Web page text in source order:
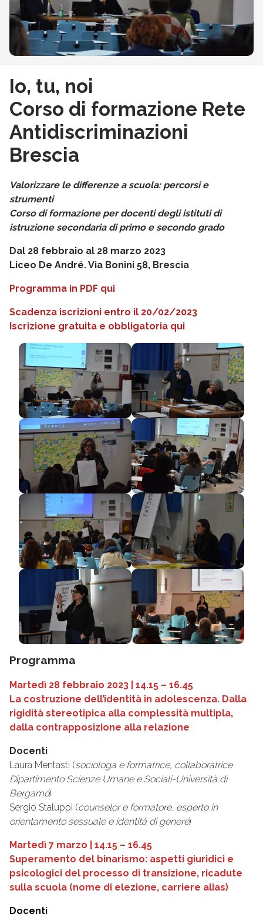
Io, tu, noi
Corso di formazione Rete
Antidiscriminazioni
Brescia
Valorizzare le differenze a scuola: percorsi e
strumenti
Corso di formazione per docenti degli istituti di
istruzione secondaria di primo e secondo grado
Dal 28 febbraio al 28 marzo 2023
Liceo De André. Via Bonini 58, Brescia
Programma in PDF qui
Scadenza iscrizioni entro il 20/02/2023
Iscrizione gratuita e obbligatoria qui
Programma
Martedì 28 febbraio 2023 | 14.15 – 16.45
La costruzione dell’identità in adolescenza. Dalla
rigidità stereotipica alla complessità multipla,
dalla contrapposizione alla relazione
Docenti
Laura Mentasti (sociologa e formatrice, collaboratrice
Dipartimento Scienze Umane e Sociali-Università di
Bergamo)
Sergio Staluppi (counselor e formatore, esperto in
orientamento sessuale e identità di genere)
Martedì 7 marzo | 14.15 – 16.45
Superamento del binarismo: aspetti giuridici e
psicologici del processo di transizione, ricadute
sulla scuola (nome di elezione, carriere alias)
Docenti